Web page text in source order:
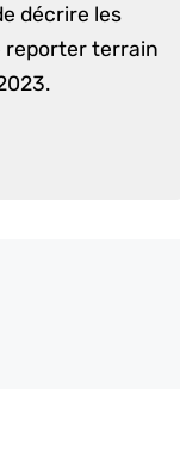
décrire les
reporter terrain